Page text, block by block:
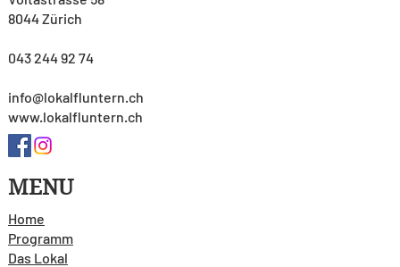
MENU
Home
Programm
Das Lokal
8044 Zürich
043 244 92 74
info@lokalfluntern.ch
www.lokalfluntern.ch